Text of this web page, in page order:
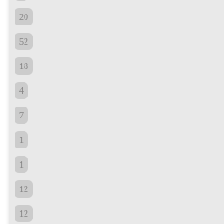
20
52
18
4
7
1
1
12
12